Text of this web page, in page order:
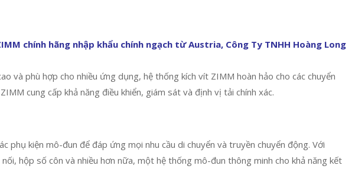
chính hãng nhập khẩu chính ngạch từ Austria, Công Ty TNHH Hoàng Long
và phù hợp cho nhiều ứng dụng, hệ thống kích vít ZIMM hoàn hảo cho các chuyển
cung cấp khả năng điều khiển, giám sát và định vị tải chính xác.
phụ kiện mô-đun để đáp ứng mọi nhu cầu di chuyển và truyền chuyển động. Với
hộp số côn và nhiều hơn nữa, một hệ thống mô-đun thông minh cho khả năng kết